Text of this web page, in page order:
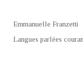
Emmanuelle Franzetti
Langues parlées